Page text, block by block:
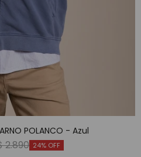
POLANCO - Azul
2.890 24